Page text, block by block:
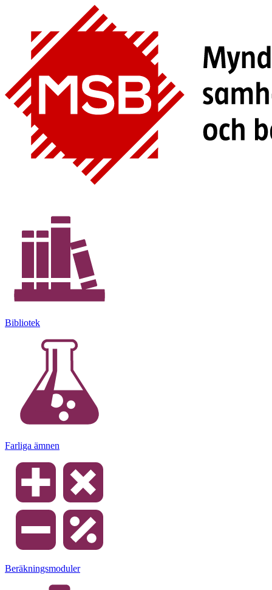
Bibliotek
Farliga ämnen
Beräkningsmoduler